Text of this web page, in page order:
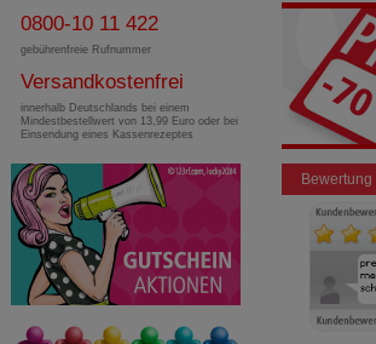
0800-10 11 422
gebührenfreie Rufnummer
Versandkostenfrei
innerhalb Deutschlands bei einem
Mindestbestellwert von 13,99 Euro oder bei
Einsendung eines Kassenrezeptes
Bewertung